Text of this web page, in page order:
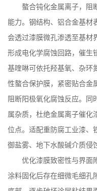
螯合钝化金属离子，阻
能力。钢结构、铝合金基材
会透过漆膜微孔渗透至基材
形成电化学腐蚀回路，催生
基喹啉可依托羟基氧、杂环
性螯合保护膜，紧密贴合金
阻断阳极氧化腐蚀反应。同
属杂质，杜绝金属离子催化
位点。适配重防腐工业漆、
御盐雾、地下水酸碱介质侵
优化漆膜致密性与界面
涂料固化后存在细微毛细孔